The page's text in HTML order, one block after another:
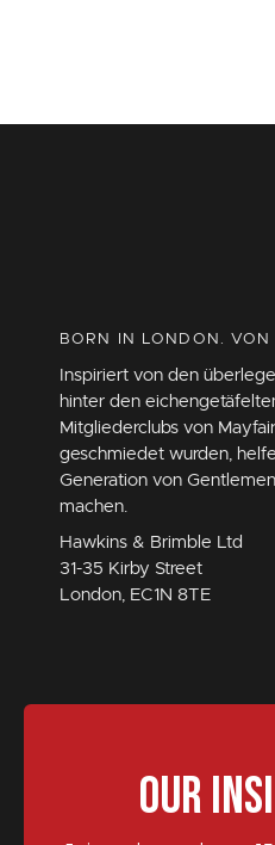
BORN IN LONDON. VON
Inspiriert von den
hinter den
Mitgliederclubs von
geschmiedet wurden,
Generation von
machen.
Hawkins & Brimble Ltd
31-35 Kirby Street
London, EC1N 8TE
Our